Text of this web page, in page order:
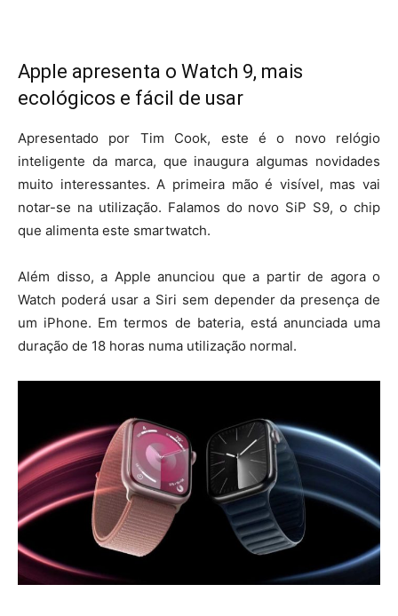
Apple apresenta o Watch 9, mais
ecológicos e fácil de usar
Apresentado por Tim Cook, este é o novo relógio
inteligente da marca, que inaugura algumas novidades
muito interessantes. A primeira mão é visível, mas vai
notar-se na utilização. Falamos do novo SiP S9, o chip
que alimenta este smartwatch.
Além disso, a Apple anunciou que a partir de agora o
Watch poderá usar a Siri sem depender da presença de
um iPhone. Em termos de bateria, está anunciada uma
duração de 18 horas numa utilização normal.